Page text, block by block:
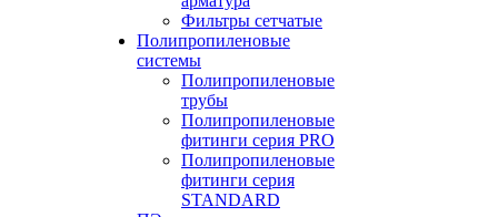
Фильтры сетчатые
Полипропиленовые
системы
Полипропиленовые
трубы
Полипропиленовые
фитинги серия PRO
Полипропиленовые
фитинги серия
STANDARD